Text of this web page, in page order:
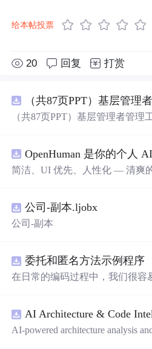
给本帖投票
20 回复 打赏
（共87页PPT）基层管理
（共87页PPT）基层管理者管理
简洁、UI 优先、人性化 — 清爽
吉祥物，会说话、能感知周围环
入你的 Google Meet 会议、跨周
公司-副本.ljobx
公司-副本
委托和匿名方法示例程序
在日常的编码过程中，我们很容
的完整项目示例。
AI Architecture & Code
AI-powered architecture analysis